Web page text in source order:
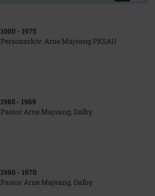
1000 - 1975
Personarkiv: Arne Majvang PKSAU
1965 - 1969
Pastor Arne Majvang, Dalby.
1960 - 1970
Pastor Arne Majvang, Dalby.